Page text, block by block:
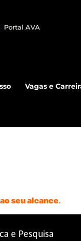
Portal AVA
Vagas e
seu alcance.
e Pesquisa